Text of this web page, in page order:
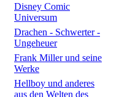
Disney Comic
Universum
Drachen - Schwerter -
Ungeheuer
Frank Miller und seine
Werke
Hellboy und anderes
aus den Welten des